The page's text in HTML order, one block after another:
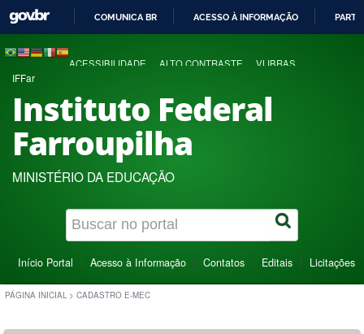
COMUNICA BR ACESSO À INFORMAÇÃO
ACESSIBILIDADE ALTO CONTRASTE VLIBRAS
IFFar
Instituto Federal
Farroupilha
MINISTÉRIO DA EDUCAÇÃO
Início Portal Acesso à Informação Contatos Editais Licitações
PÁGINA INICIAL > CADASTRO E-MEC